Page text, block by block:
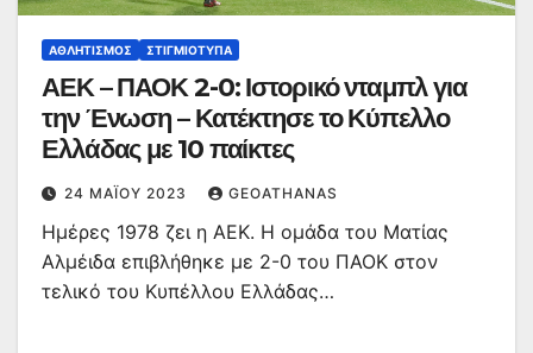
ΑΘΛΗΤΙΣΜΌΣ ΣΤΙΓΜΙΌΤΥΠΑ
ΑΕΚ – ΠΑΟΚ 2-0: Ιστορικό νταμπλ για
την Ένωση – Κατέκτησε το Κύπελλο
Ελλάδας με 10 παίκτες
24 ΜΑΪ́ΟΥ 2023 GEOATHANAS
Ημέρες 1978 ζει η ΑΕΚ. Η ομάδα του Ματίας
Αλμέιδα επιβλήθηκε με 2-0 του ΠΑΟΚ στον
τελικό του Κυπέλλου Ελλάδας…